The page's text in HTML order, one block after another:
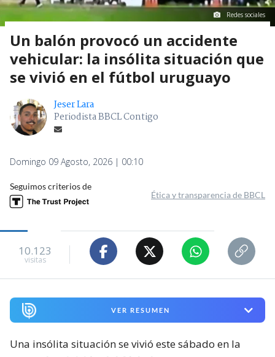
Redes sociales
Un balón provocó un accidente
vehicular: la insólita situación que
se vivió en el fútbol uruguayo
Jeser Lara
Periodista BBCL Contigo
Domingo 09 Agosto, 2026 | 00:10
Seguimos criterios de
Ética y transparencia de BBCL
10.123
visitas
VER RESUMEN
Una insólita situación se vivió este sábado en la